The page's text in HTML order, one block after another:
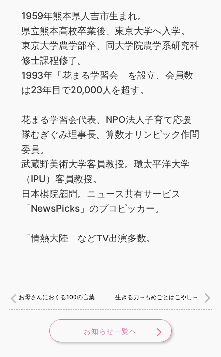
1959年熊本県人吉市生まれ。
県立熊本高校卒業後、東京大学へ入学。
東京大学農学部卒、同大学院農学系研究科
修士課程修了。
1993年「花まる学習会」を設立、会員数
は23年目で20,000人を超す。
花まる学習会代表、NPO法人子育て応援
隊むぎぐみ理事長。算数オリンピック作問
委員。
武蔵野美術大学客員教授。環太平洋大学
（IPU）客員教授。
日本棋院顧問。ニュース共有サービス
「NewsPicks」のプロピッカー。
「情熱大陸」などTV出演多数。
お母さんにおくる100の言葉 生きる力～もめごとはこやし～
お知らせ一覧へ